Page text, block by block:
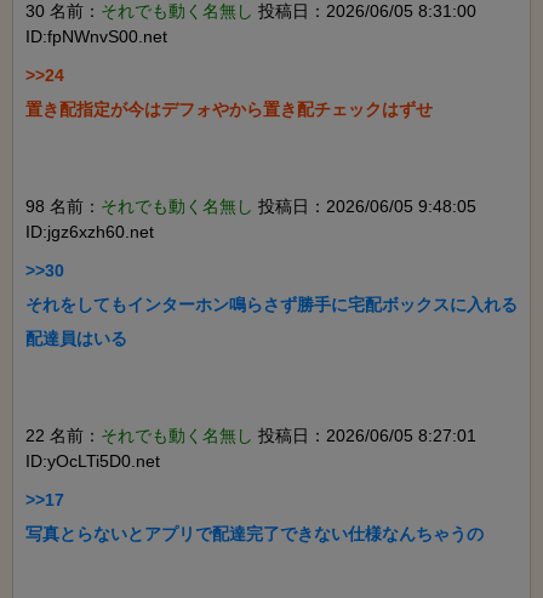
30 名前： それでも動く名無し 投稿日：2026/06/05 8:31:00
ID:fpNWnvS00.net
>>24
置き配指定が今はデフォやから置き配チェックはずせ
98 名前： それでも動く名無し 投稿日：2026/06/05 9:48:05
ID:jgz6xzh60.net
>>30
それをしてもインターホン鳴らさず勝手に宅配ボックスに入れる
配達員はいる
22 名前： それでも動く名無し 投稿日：2026/06/05 8:27:01
ID:yOcLTi5D0.net
>>17
写真とらないとアプリで配達完了できない仕様なんちゃうの